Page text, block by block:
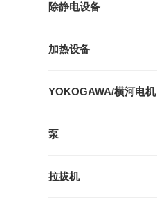
除静电设备
加热设备
YOKOGAWA/横河电机
泵
拉拔机